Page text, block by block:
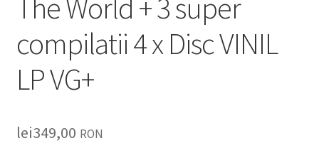
The World + 3 super
compilatii 4 x Disc VINIL
LP VG+
lei349,00 RON